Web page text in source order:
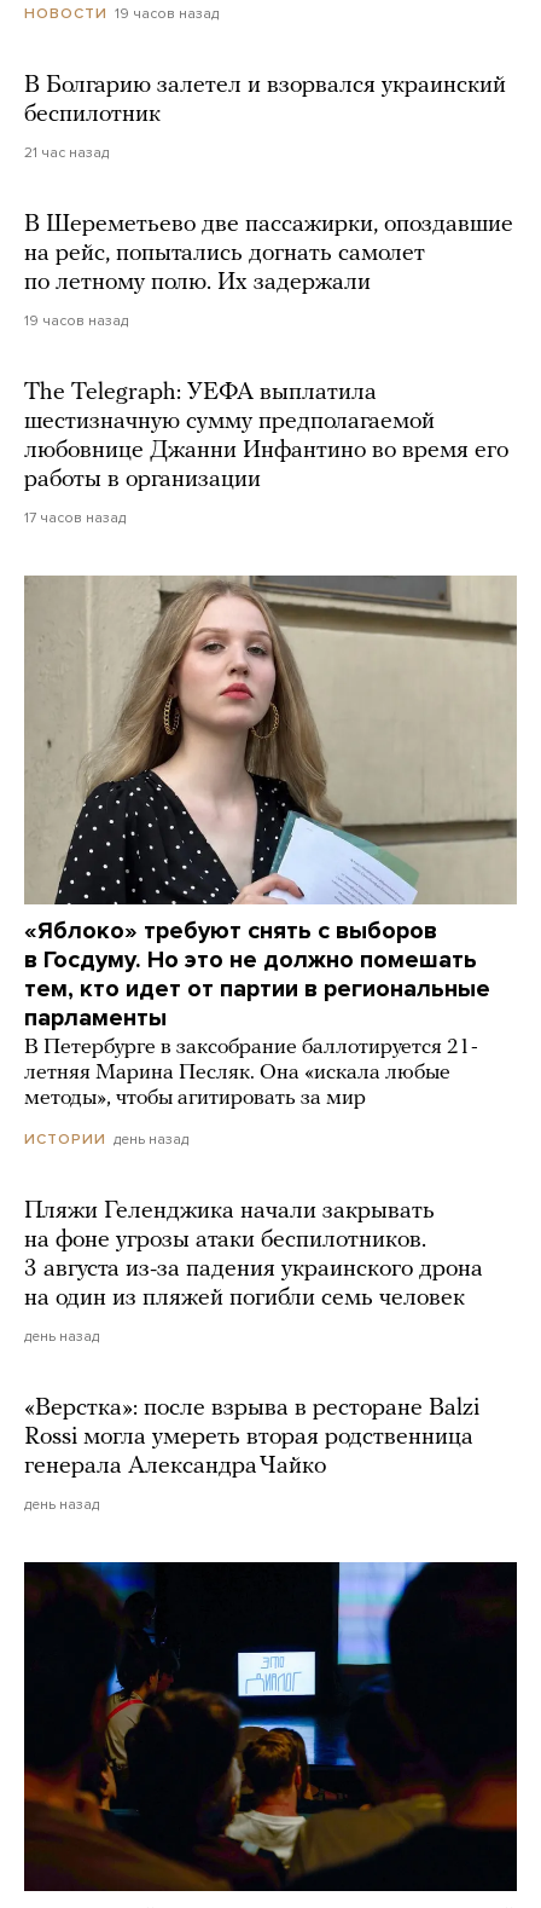
НОВОСТИ 19 часов назад
В Болгарию залетел и взорвался украинский
беспилотник
21 час назад
В Шереметьево две пассажирки, опоздавшие
на рейс, попытались догнать самолет
по летному полю. Их задержали
19 часов назад
The Telegraph: УЕФА выплатила
шестизначную сумму предполагаемой
любовнице Джанни Инфантино во время его
работы в организации
17 часов назад
«Яблоко» требуют снять с выборов
в Госдуму. Но это не должно помешать
тем, кто идет от партии в региональные
парламенты
В Петербурге в заксобрание баллотируется 21-
летняя Марина Песляк. Она «искала любые
методы», чтобы агитировать за мир
ИСТОРИИ день назад
Пляжи Геленджика начали закрывать
на фоне угрозы атаки беспилотников.
3 августа из-за падения украинского дрона
на один из пляжей погибли семь человек
день назад
«Верстка»: после взрыва в ресторане Balzi
Rossi могла умереть вторая родственница
генерала Александра Чайко
день назад